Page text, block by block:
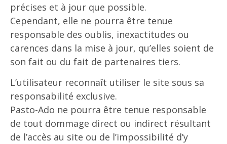
précises et à jour que possible.
Cependant, elle ne pourra être tenue
responsable des oublis, inexactitudes ou
carences dans la mise à jour, qu’elles soient de
son fait ou du fait de partenaires tiers.
L’utilisateur reconnaît utiliser le site sous sa
responsabilité exclusive.
Pasto-Ado ne pourra être tenue responsable
de tout dommage direct ou indirect résultant
de l’accès au site ou de l’impossibilité d’y